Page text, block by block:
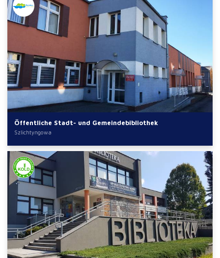
Öffentliche Stadt- und Gemeindebibliothek
Szlichtyngowa